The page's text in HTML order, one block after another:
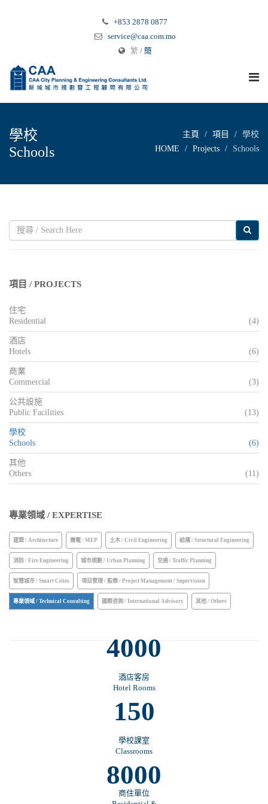
+853 2878 0877
service@caa.com.mo
繁 / 簡
學校
Schools
主頁 項目
學校
HOME
Projects Schools
項目 / PROJECTS
住宅
Residential
(4)
酒店
Hotels
(6)
商業
Commercial
(3)
公共設施
Public Facilities
(13)
學校
Schools
(6)
其他
Others
(11)
專業領域 / EXPERTISE
建築 / Architecture 機電 / MEP 土木 / Civil Engineering 結構 / Structural Engineering
消防 / Fire Engineering 城市規劃 / Urban Planning 交通 / Traffic Planning
智慧城市 / Smart Cities 項目管理 / 監察 / Project Management / Supervision
專業領域 / Technical Consulting 國際咨詢 / International Advisory 其他 / Others
4000
酒店客房
Hotel Rooms
150
學校課室
Classrooms
8000
商住單位